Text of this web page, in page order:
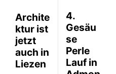
Archite
ktur ist
jetzt
auch in
Liezen
4.
Gesäu
se
Perle
Lauf in